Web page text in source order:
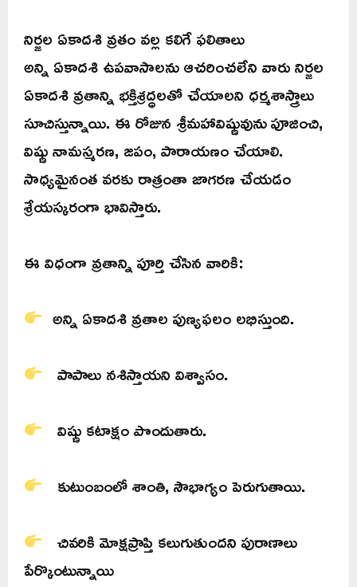
నిర్జల ఏకాదశి వ్రతం వల్ల కలిగే ఫలితాలు
అన్ని ఏకాదశి ఉపవాసాలను ఆచరించలేని వారు నిర్జల
ఏకాదశి వ్రతాన్ని భక్తిశ్రద్ధలతో చేయాలని ధర్మశాస్త్రాలు
సూచిస్తున్నాయి. ఈ రోజున శ్రీమహావిష్ణువును పూజించి,
విష్ణు నామస్మరణ, జపం, పారాయణం చేయాలి.
సాధ్యమైనంత వరకు రాత్రంతా జాగరణ చేయడం
శ్రేయస్కరంగా భావిస్తారు.
ఈ విధంగా వ్రతాన్ని పూర్తి చేసిన వారికి:
అన్ని ఏకాదశి వ్రతాల పుణ్యఫలం లభిస్తుంది.
పాపాలు నశిస్తాయని విశ్వాసం.
విష్ణు కటాక్షం పొందుతారు.
కుటుంబంలో శాంతి, సౌభాగ్యం పెరుగుతాయి.
చివరికి మోక్షప్రాప్తి కలుగుతుందని పురాణాలు
పేర్కొంటున్నాయి